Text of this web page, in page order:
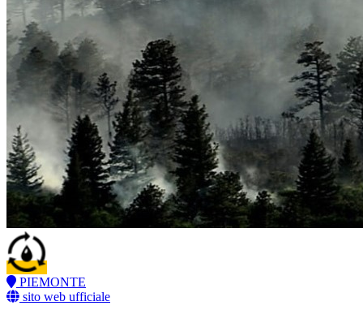
PIEMONTE
sito web ufficiale